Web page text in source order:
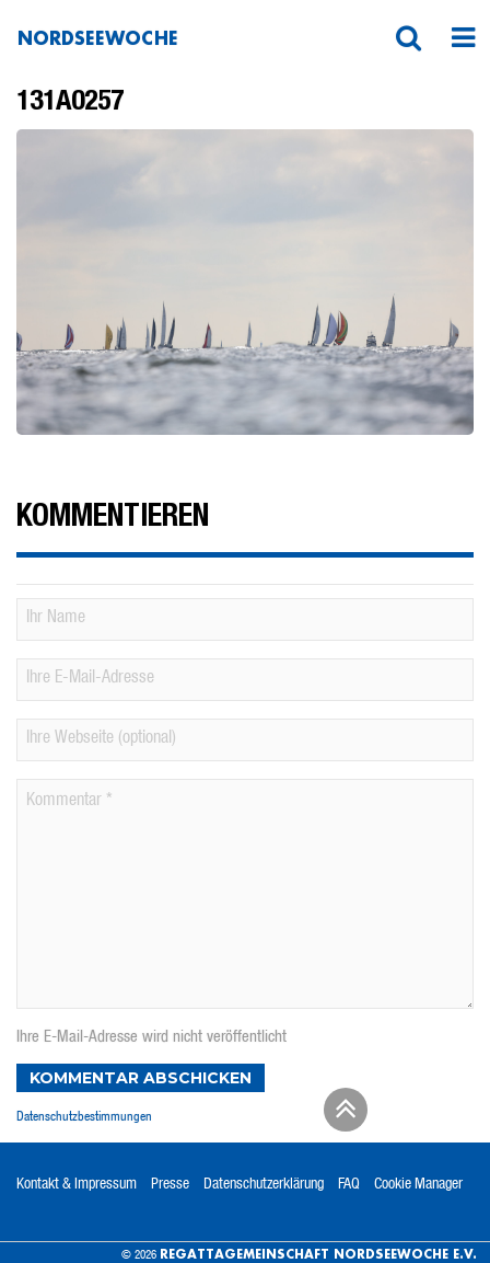
NORDSEEWOCHE
131A0257
KOMMENTIEREN
Ihre E-Mail-Adresse wird nicht veröffentlicht
KOMMENTAR ABSCHICKEN
Datenschutzbestimmungen
Kontakt & Impressum Presse Datenschutzerklärung FAQ Cookie Manager
© 2026 REGATTAGEMEINSCHAFT NORDSEEWOCHE E.V.